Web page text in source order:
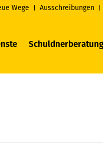
Wege Ausschreibungen
Schuldnerberatung